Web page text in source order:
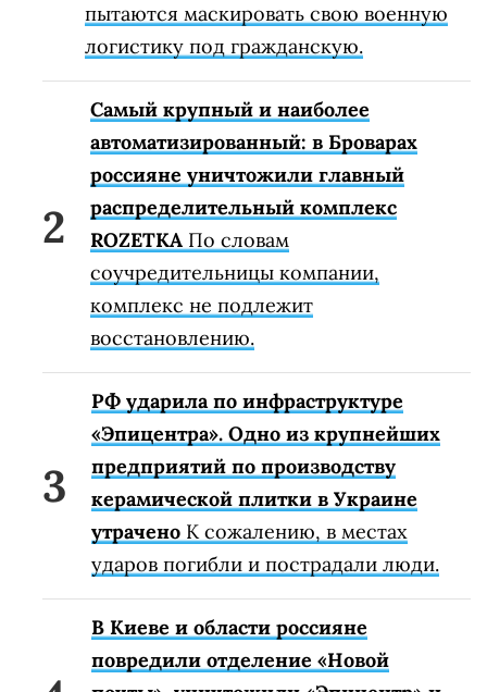
пытаются маскировать свою военную
логистику под гражданскую.
Самый крупный и наиболее
автоматизированный: в Броварах
россияне уничтожили главный
распределительный комплекс
ROZETKA По словам
соучредительницы компании,
комплекс не подлежит
восстановлению.
РФ ударила по инфраструктуре
«Эпицентра». Одно из крупнейших
предприятий по производству
керамической плитки в Украине
утрачено К сожалению, в местах
ударов погибли и пострадали люди.
В Киеве и области россияне
повредили отделение «Новой